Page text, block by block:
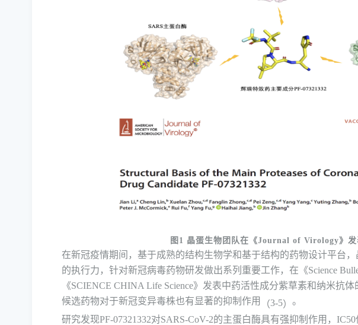
图 1 晶蛋生物团队在《Journal of Virology》
在新冠疫情期间，基于成熟的结构生物学和基于结构的药物设计平台
的执行力，针对新冠病毒药物研发做出系列重要工作，在 《Science
《SCIENCE CHINA Life Science》 发表中药活性成分紫草素和纳米抗
候选药物对于新冠变异毒株也有显著的抑制作用
（3-5） 。
研究发现PF-07321332对SARS-CoV-2的主蛋白酶具有强抑制作用， IC50